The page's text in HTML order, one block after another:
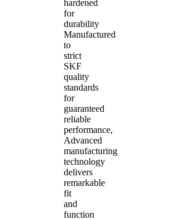
hardened
for
durability
Manufactured
to
strict
SKF
quality
standards
for
guaranteed
reliable
performance,
Advanced
manufacturing
technology
delivers
remarkable
fit
and
function